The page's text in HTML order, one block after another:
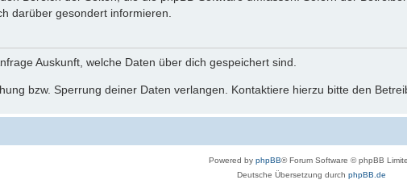
darüber gesondert informieren.
Auskunft, welche Daten über dich gespeichert sind.
bzw. Sperrung deiner Daten verlangen. Kontaktiere hierzu bitte den
Powered by phpBB® Forum Software © phpBB
Deutsche Übersetzung durch phpBB.de